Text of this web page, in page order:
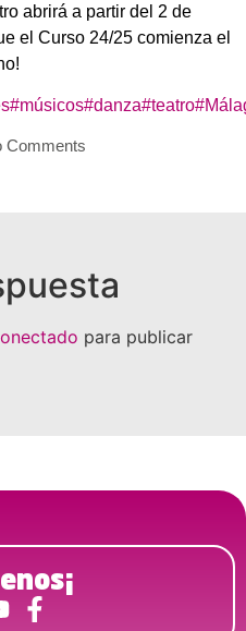
abrirá a partir del 2 de
el Curso 24/25 comienza el
#músicos#danza#teatro
Comments
para publicar